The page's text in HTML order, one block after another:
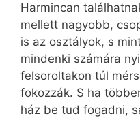
Harmincan
mellett nagyobb,
is az osztályok, s
mindenki számára
felsoroltakon túl
fokozzák. S ha
ház be tud fogadni,